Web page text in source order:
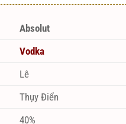
Absolut
Vodka
Lê
Thụy Điển
40%